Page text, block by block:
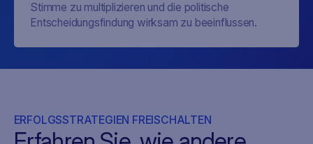
Stimme zu multiplizieren und die politische
Entscheidungsfindung wirksam zu beeinflussen.
ERFOLGSSTRATEGIEN FREISCHALTEN